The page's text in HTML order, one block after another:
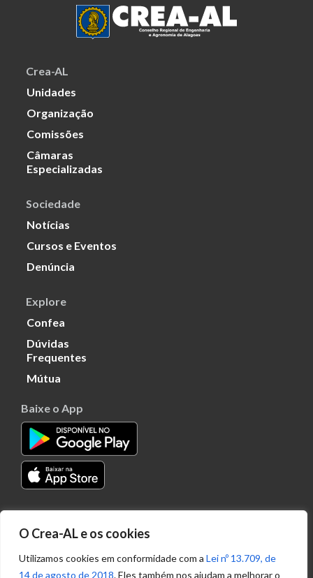
O Crea-AL e os cookies
Utilizamos cookies em conformidade com a Lei nº 13.709, de
14 de agosto de 2018. Eles também nos ajudam a melhorar o
Crea-AL
Unidades
Organização
Comissões
Câmaras
Especializadas
Sociedade
Notícias
Cursos e Eventos
Denúncia
Explore
Confea
Dúvidas
Frequentes
Mútua
Baixe o App
Transparência
Portal
Acesso à
Informação